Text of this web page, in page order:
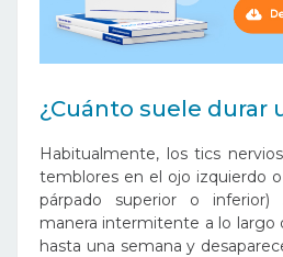
¿Cuánto suele durar
Habitualmente, los tics
temblores en el ojo izquierdo
párpado superior o inferior)
manera intermitente a lo largo
hasta una semana y